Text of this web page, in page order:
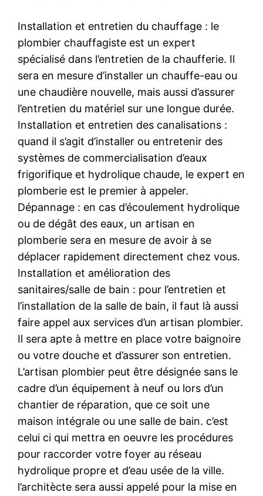
Installation et entretien du chauffage : le
plombier chauffagiste est un expert
spécialisé dans l’entretien de la chaufferie. Il
sera en mesure d’installer un chauffe-eau ou
une chaudière nouvelle, mais aussi d’assurer
l’entretien du matériel sur une longue durée.
Installation et entretien des canalisations :
quand il s’agit d’installer ou entretenir des
systèmes de commercialisation d’eaux
frigorifique et hydrolique chaude, le expert en
plomberie est le premier à appeler.
Dépannage : en cas d’écoulement hydrolique
ou de dégât des eaux, un artisan en
plomberie sera en mesure de avoir à se
déplacer rapidement directement chez vous.
Installation et amélioration des
sanitaires/salle de bain : pour l’entretien et
l’installation de la salle de bain, il faut là aussi
faire appel aux services d’un artisan plombier.
Il sera apte à mettre en place votre baignoire
ou votre douche et d’assurer son entretien.
L’artisan plombier peut être désignée sans le
cadre d’un équipement à neuf ou lors d’un
chantier de réparation, que ce soit une
maison intégrale ou une salle de bain. c’est
celui ci qui mettra en oeuvre les procédures
pour raccorder votre foyer au réseau
hydrolique propre et d’eau usée de la ville.
l’architècte sera aussi appelé pour la mise en